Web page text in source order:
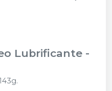
Lubrificante -